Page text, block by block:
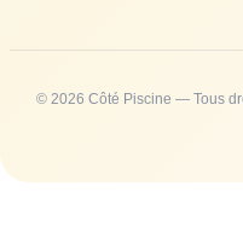
© 2026 Côté Piscine — Tous